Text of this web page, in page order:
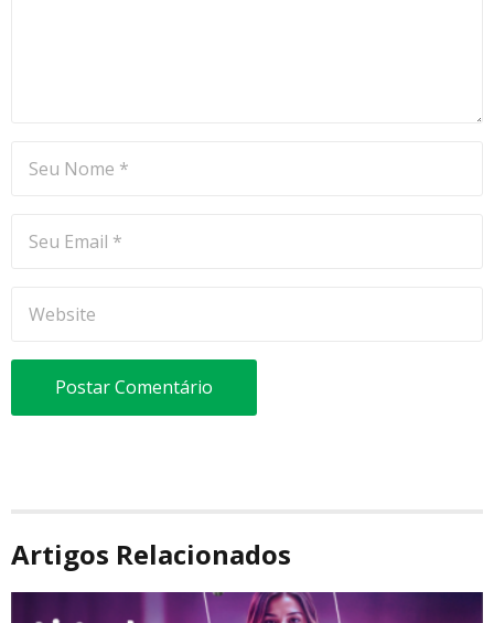
Artigos Relacionados